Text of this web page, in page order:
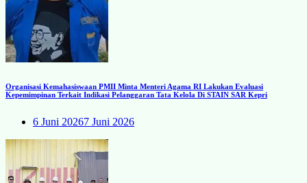
Organisasi Kemahasiswaan PMII Minta Menteri Agama RI Lakukan Evaluasi
Kepemimpinan Terkait Indikasi Pelanggaran Tata Kelola Di STAIN SAR Kepri
6 Juni 20267 Juni 2026